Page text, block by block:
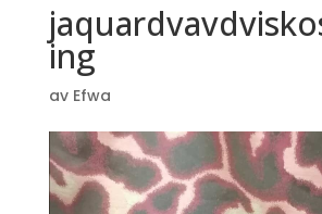
ing
av Efwa